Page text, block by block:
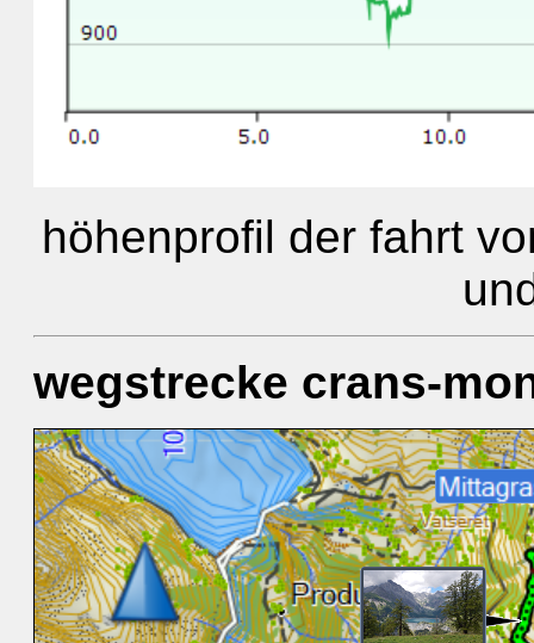
höhenprofil der fahrt
wegstrecke crans-